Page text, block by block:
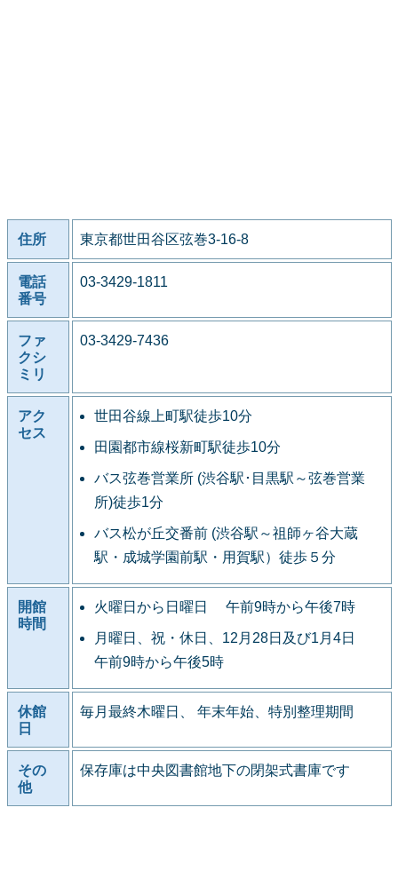
住所 東京都世田谷区弦巻3-16-8
電話
番号
03-3429-1811
ファ
クシ
ミリ
03-3429-7436
アク
セス
世田谷線上町駅徒歩10分
田園都市線桜新町駅徒歩10分
バス弦巻営業所 (渋谷駅･目黒駅～弦巻営業
所)徒歩1分
バス松が丘交番前 (渋谷駅～祖師ヶ谷大蔵
駅・成城学園前駅・用賀駅）徒歩５分
開館
時間
火曜日から日曜日 午前9時から午後7時
月曜日、祝・休日、12月28日及び1月4日
午前9時から午後5時
休館
日
毎月最終木曜日、 年末年始、特別整理期間
その
他
保存庫は中央図書館地下の閉架式書庫です